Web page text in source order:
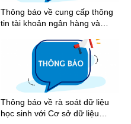
Thông báo về cung cấp thông
tin tài khoản ngân hàng và
khích học tập học kỳ I năm học
Thông báo về rà soát dữ liệu
học sinh với Cơ sở dữ liệu